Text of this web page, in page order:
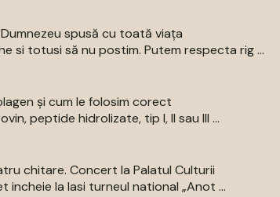
spusă cu toată viața
si totusi să nu postim. Putem respecta rig ...
și cum le folosim corect
peptide hidrolizate, tip I, II sau III ...
chitare. Concert la Palatul Culturii
incheie la Iasi turneul national „Anot ...